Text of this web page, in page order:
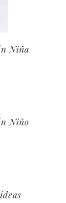
Niña
Niño